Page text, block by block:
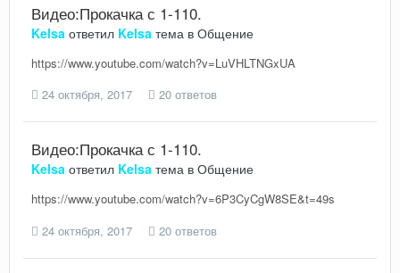
Видео:Прокачка с 1-110.
Kelsa ответил Kelsa тема в Общение
https://www.youtube.com/watch?v=LuVHLTNGxUA
24 октября, 2017
20 ответов
Видео:Прокачка с 1-110.
Kelsa ответил Kelsa тема в Общение
https://www.youtube.com/watch?v=6P3CyCgW8SE&t=49s
24 октября, 2017
20 ответов